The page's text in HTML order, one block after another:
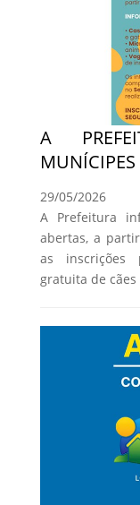
A
MUNÍCIPES
29/05/2026
A Prefeitura
abertas, a
as inscrições
gratuita de cães